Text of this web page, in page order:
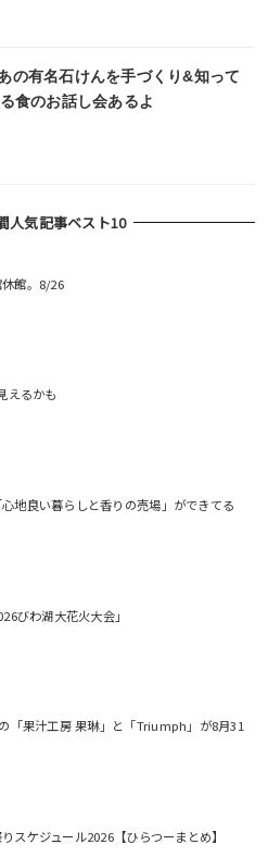
の有名石けんを手づくり&知って
食のお話し会あるよ
人気記事ベスト10
館。8/26
えるかも
地良い暮らしと香りの売場」ができてる
びわ湖大花火大会」
「果汁工房 果琳」と「Triumph」が8月31
スケジュール2026【ひらつーまとめ】